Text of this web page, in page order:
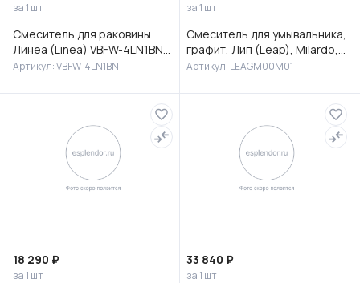
за 1 шт
Смеситель для раковины
Линеа (Linea) VBFW-4LN1BN
встраиваемый,
Артикул: VBFW-4LN1BN
за 1 шт
Смеситель для умывальника,
графит, Лип (Leap), Milardo,
LEAGM00M01
Артикул: LEAGM00M01
18 290 ₽
за 1 шт
33 840 ₽
за 1 шт